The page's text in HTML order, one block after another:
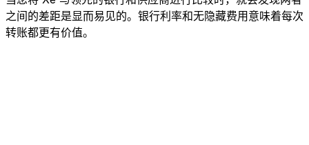
之间的差距是显而易见的。银行利率和无隐藏费用意味着每次
转账都更有价值。